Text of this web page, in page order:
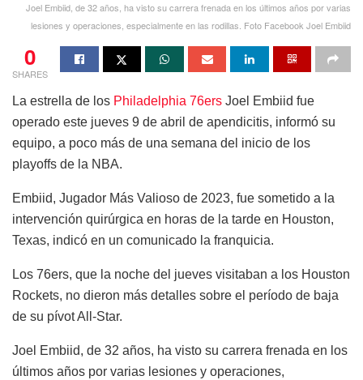
Joel Embiid, de 32 años, ha visto su carrera frenada en los últimos años por varias
lesiones y operaciones, especialmente en las rodillas. Foto Facebook Joel Embiid
0
SHARES
La estrella de los Philadelphia 76ers Joel Embiid fue
operado este jueves 9 de abril de apendicitis, informó su
equipo, a poco más de una semana del inicio de los
playoffs de la NBA.
Embiid, Jugador Más Valioso de 2023, fue sometido a la
intervención quirúrgica en horas de la tarde en Houston,
Texas, indicó en un comunicado la franquicia.
Los 76ers, que la noche del jueves visitaban a los Houston
Rockets, no dieron más detalles sobre el período de baja
de su pívot All-Star.
Joel Embiid, de 32 años, ha visto su carrera frenada en los
últimos años por varias lesiones y operaciones,